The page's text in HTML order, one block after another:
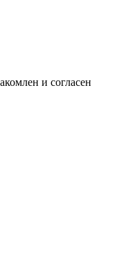
и согласен